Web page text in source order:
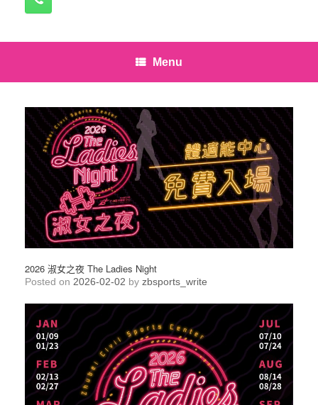
Menu
2026 淑女之夜 The Ladies Night
Posted on 2026-02-02 by zbsports_write